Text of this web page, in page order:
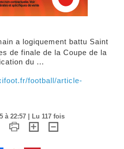
a logiquement battu Saint
de finale de la Coupe de la
du ...
football/article-
à 22:57 | Lu 117 fois